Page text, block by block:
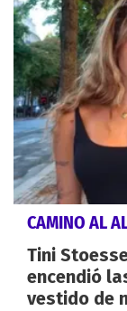
CAMINO AL
Tini
encendió
vestido de